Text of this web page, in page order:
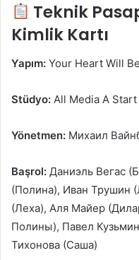
Teknik
Kimlik Kartı
Yapım: Your Heart Will
Stüdyo: All Media A
Yönetmen: Михаил
Başrol: Даниэль Вегас
(Полина), Иван Трушин
(Леха), Аля Майер
Полины), Павел
Тихонова (Саша)